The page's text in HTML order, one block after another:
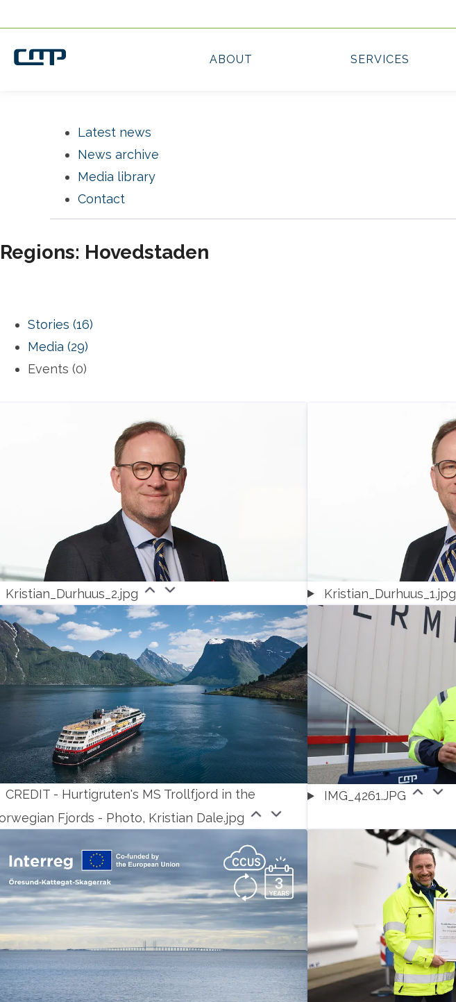
Latest news
News archive
Media library
Contact
Regions: Hovedstaden
Stories (16)
Media (29)
Events (0)
Kristian_Durhuus_2.jpg Kristian_Durhuus_1.jpg
CREDIT - Hurtigruten's MS Trollfjord in the
Fjords - Photo, Kristian Dale.jpg
IMG_4261.JPG